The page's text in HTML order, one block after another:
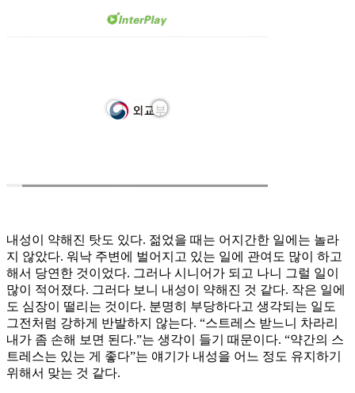
내성이 약해진 탓도 있다. 젊었을 때는 어지간한 일에는 놀라
지 않았다. 워낙 주변에 벌어지고 있는 일에 관여도 많이 하고
해서 당연한 것이었다. 그러나 시니어가 되고 나니 그럴 일이
많이 적어졌다. 그러다 보니 내성이 약해진 것 같다. 작은 일에
도 심장이 떨리는 것이다. 분명히 부당하다고 생각되는 일도
그전처럼 강하게 반발하지 않는다. “스트레스 받느니 차라리
내가 좀 손해 보면 된다.”는 생각이 들기 때문이다. “약간의 스
트레스는 있는 게 좋다”는 얘기가 내성을 어느 정도 유지하기
위해서 맞는 것 같다.